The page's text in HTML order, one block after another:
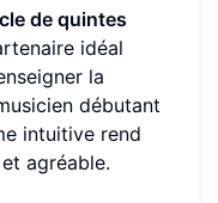
de quintes
idéal
la
débutant
intuitive rend
agréable.